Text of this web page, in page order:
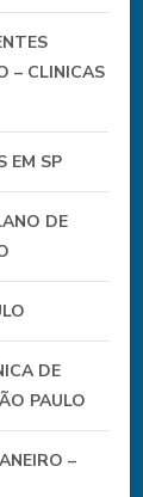
– CLINICAS
EM SP
DE
DE
PAULO
–